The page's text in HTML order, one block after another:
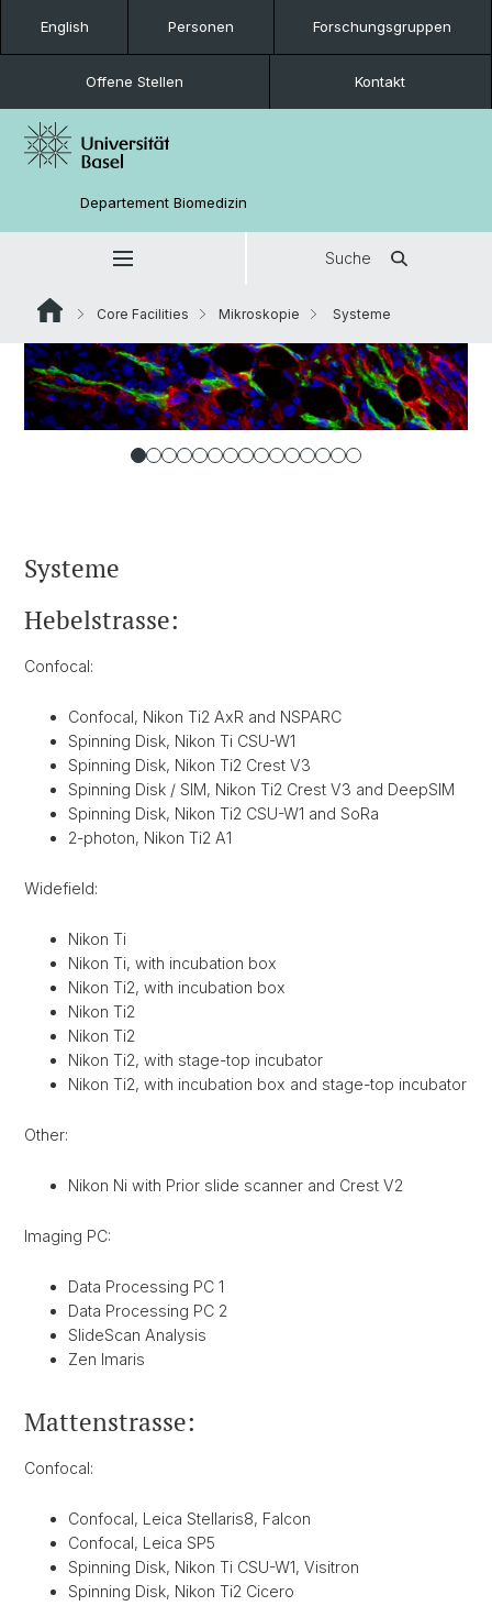
English Personen Forschungsgruppen
Offene Stellen Kontakt
Departement Biomedizin
Suche
Core Facilities Mikroskopie Systeme
Systeme
Hebelstrasse:
Confocal:
Confocal, Nikon Ti2 AxR and NSPARC
Spinning Disk, Nikon Ti CSU-W1
Spinning Disk, Nikon Ti2 Crest V3
Spinning Disk / SIM, Nikon Ti2 Crest V3 and DeepSIM
Spinning Disk, Nikon Ti2 CSU-W1 and SoRa
2-photon, Nikon Ti2 A1
Widefield:
Nikon Ti
Nikon Ti, with incubation box
Nikon Ti2, with incubation box
Nikon Ti2
Nikon Ti2
Nikon Ti2, with stage-top incubator
Nikon Ti2, with incubation box and stage-top incubator
Other:
Nikon Ni with Prior slide scanner and Crest V2
Imaging PC:
Data Processing PC 1
Data Processing PC 2
SlideScan Analysis
Zen Imaris
Mattenstrasse:
Confocal:
Confocal, Leica Stellaris8, Falcon
Confocal, Leica SP5
Spinning Disk, Nikon Ti CSU-W1, Visitron
Spinning Disk, Nikon Ti2 Cicero